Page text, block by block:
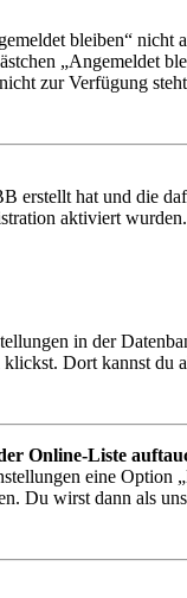
bleiben“
„Angemeldet
zur Verfügung
erstellt hat und die
aktiviert
in der
Dort kannst du
Online-Liste
eine Option
Du wirst dann als